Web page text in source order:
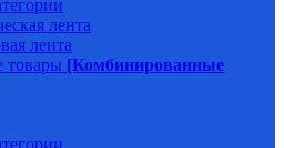
лента
лента
товары [Комбинированные